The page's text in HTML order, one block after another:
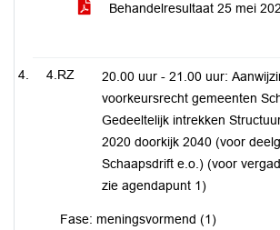
Behandelresultaat 25 mei
4.RZ
20.00 uur - 21.00 uur:
voorkeursrecht gemeenten
Gedeeltelijk intrekken
2020 doorkijk 2040 (voor
Schaapsdrift e.o.) (voor
zie agendapunt 1)
Fase: meningsvormend (1)